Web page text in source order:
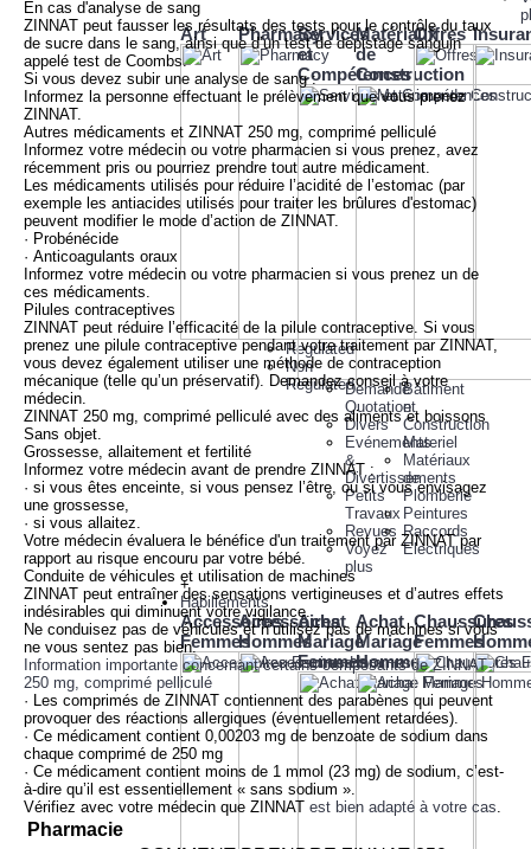
Art Pharmacy
Regulated
Non
Regulated
Services
et
Compétences
Demande
Quotation
Divers
Evénements
&
Divertissements
Petits
Travaux
Revues
Voyez
plus
Matériaux
de
Construction
Bâtiment
et
Construction
Materiel
Matériaux
de
Plomberie
Peintures
Raccords
Electriques
Offres
+
Habillements
Accessoires
Femmes
Accessoires
Hommes
Achat
Mariage
Femmes
Achat
Mariage
Hommes
Chaussures
Femmes
En cas d'analyse de sang
ZINNAT peut fausser les résultats des tests pour le contrôle du taux
de sucre dans le sang, ainsi que d’un test de dépistage sanguin
appelé test de Coombs.
Si vous devez subir une analyse de sang :
Informez la personne effectuant le prélèvement que vous prenez
ZINNAT.
Autres médicaments et ZINNAT 250 mg, comprimé pelliculé
Informez votre médecin ou votre pharmacien si vous prenez, avez
récemment pris ou pourriez prendre tout autre médicament.
Les médicaments utilisés pour réduire l’acidité de l’estomac (par
exemple les antiacides utilisés pour traiter les brûlures d'estomac)
peuvent modifier le mode d’action de ZINNAT.
· Probénécide
· Anticoagulants oraux
Informez votre médecin ou votre pharmacien si vous prenez un de
ces médicaments.
Pilules contraceptives
ZINNAT peut réduire l’efficacité de la pilule contraceptive. Si vous
prenez une pilule contraceptive pendant votre traitement par ZINNAT,
vous devez également utiliser une méthode de contraception
mécanique (telle qu’un préservatif). Demandez conseil à votre
médecin.
ZINNAT 250 mg, comprimé pelliculé avec des aliments et boissons
Sans objet.
Grossesse, allaitement et fertilité
Informez votre médecin avant de prendre ZINNAT :
· si vous êtes enceinte, si vous pensez l’être, ou si vous envisagez
une grossesse,
· si vous allaitez.
Votre médecin évaluera le bénéfice d'un traitement par ZINNAT par
rapport au risque encouru par votre bébé.
Conduite de véhicules et utilisation de machines
ZINNAT peut entraîner des sensations vertigineuses et d’autres effets
indésirables qui diminuent votre vigilance.
Ne conduisez pas de véhicules et n’utilisez pas de machines si vous
ne vous sentez pas bien.
Information importante concernant certains composants de ZINNAT
250 mg, comprimé pelliculé
· Les comprimés de ZINNAT contiennent des parabènes qui peuvent
provoquer des réactions allergiques (éventuellement retardées).
· Ce médicament contient 0,00203 mg de benzoate de sodium dans
chaque comprimé de 250 mg
· Ce médicament contient moins de 1 mmol (23 mg) de sodium, c’est-
à-dire qu’il est essentiellement « sans sodium ».
Vérifiez avec votre médecin que ZINNAT est bien adapté à votre cas.
Pharmacie